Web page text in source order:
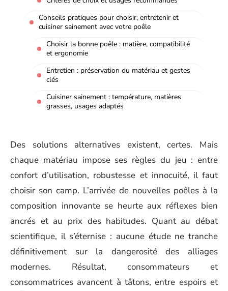
Conseils pratiques pour choisir, entretenir et
cuisiner sainement avec votre poêle
Choisir la bonne poêle : matière, compatibilité
et ergonomie
Entretien : préservation du matériau et gestes
clés
Cuisiner sainement : température, matières
grasses, usages adaptés
Des solutions alternatives existent, certes. Mais
chaque matériau impose ses règles du jeu : entre
confort d’utilisation, robustesse et innocuité, il faut
choisir son camp. L’arrivée de nouvelles poêles à la
composition innovante se heurte aux réflexes bien
ancrés et au prix des habitudes. Quant au débat
scientifique, il s’éternise : aucune étude ne tranche
définitivement sur la dangerosité des alliages
modernes. Résultat, consommateurs et
consommatrices avancent à tâtons, entre espoirs et